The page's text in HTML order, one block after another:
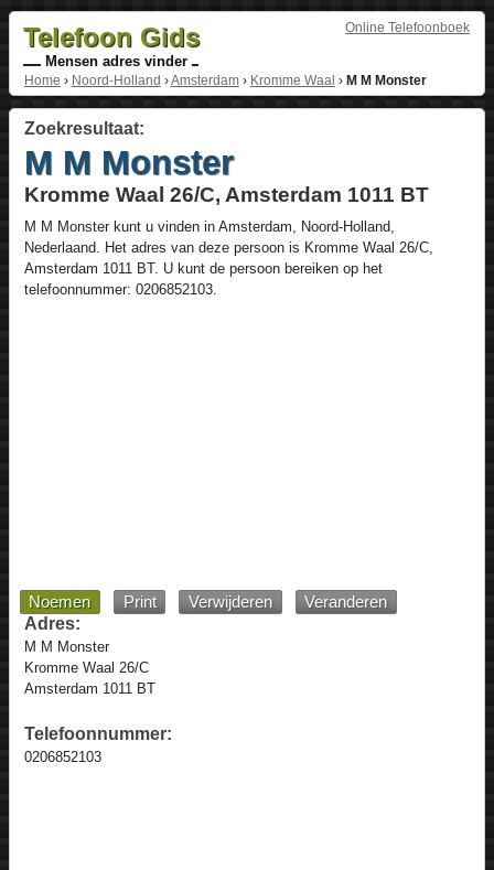
Online Telefoonboek
Telefoon Gids
Mensen adres vinder
Home › Noord-Holland ›Amsterdam› Kromme Waal › M M Monster
Zoekresultaat:
M M Monster
Kromme Waal 26/C, Amsterdam 1011 BT
M M Monsterkunt u vinden in Amsterdam Noord-Holland,
Nederlaand. Het adres van deze persoon is Kromme Waal 26/C,
Amsterdam 1011 BT. U kunt de persoon bereiken op het
telefoonnummer: 0206852103.
Noemen Print Verwijderen
Veranderen
Adres:
M M Monster
Kromme Waal 26/C
Amsterdam 1011 BT
Telefoonnummer:
0206852103